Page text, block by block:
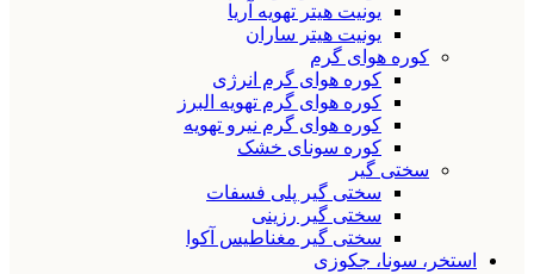
یونیت هیتر تهویه آریا
یونیت هیتر ساران
کوره هوای گرم
کوره هوای گرم انرژی
کوره هوای گرم تهویه البرز
کوره هوای گرم نیرو تهویه
کوره سونای خشک
سختی گیر
سختی گیر پلی فسفات
سختی گیر رزینی
سختی گیر مغناطیس آکوا
استخر، سونا، جکوزی